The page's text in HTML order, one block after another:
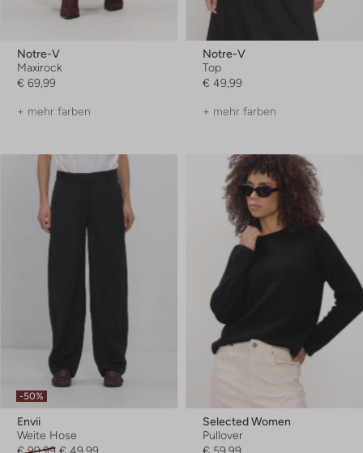
Notre-V
Maxirock
€ 69,99
+ mehr farben
Notre-V
Top
€ 49,99
+ mehr farben
-50%
Envii
Weite Hose
Selected Women
Pullover